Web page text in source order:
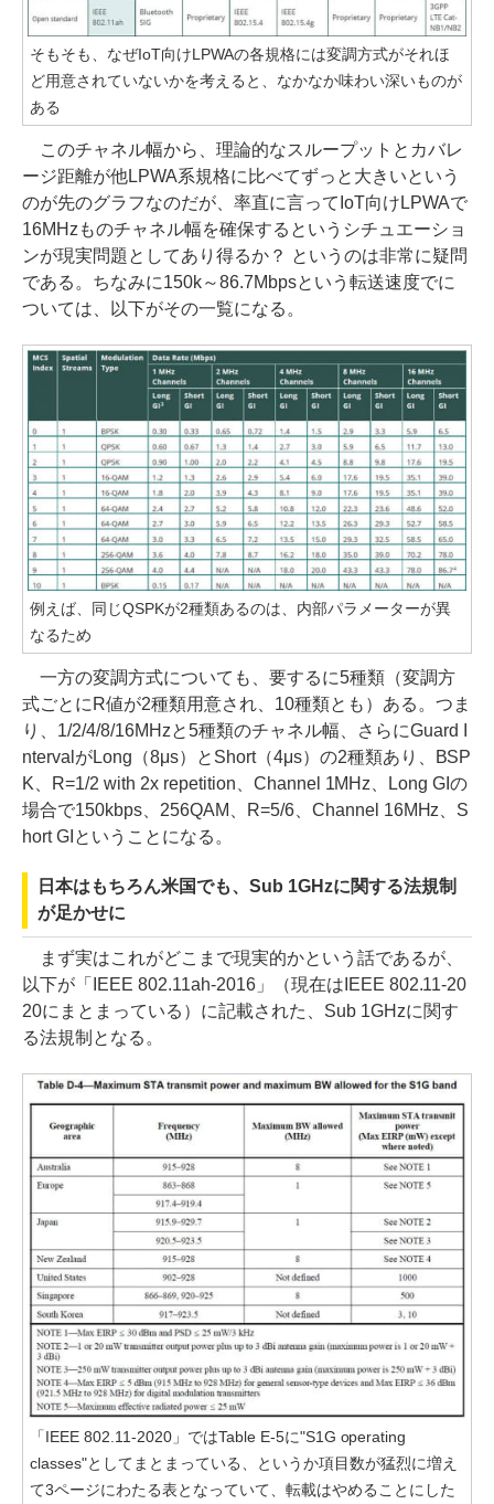
そもそも、なぜIoT向けLPWAの各規格には変調方式がそれほ
ど用意されていないかを考えると、なかなか味わい深いものが
ある
このチャネル幅から、理論的なスループットとカバレ
ージ距離が他LPWA系規格に比べてずっと大きいという
のが先のグラフなのだが、率直に言ってIoT向けLPWAで
16MHzものチャネル幅を確保するというシチュエーショ
ンが現実問題としてあり得るか？ というのは非常に疑問
である。ちなみに150k～86.7Mbpsという転送速度でに
ついては、以下がその一覧になる。
例えば、同じQSPKが2種類あるのは、内部パラメーターが異
なるため
一方の変調方式についても、要するに5種類（変調方
式ごとにR値が2種類用意され、10種類とも）ある。つま
り、1/2/4/8/16MHzと5種類のチャネル幅、さらにGuard I
ntervalがLong（8μs）とShort（4μs）の2種類あり、BSP
K、R=1/2 with 2x repetition、Channel 1MHz、Long GIの
場合で150kbps、256QAM、R=5/6、Channel 16MHz、S
hort GIということになる。
日本はもちろん米国でも、Sub 1GHzに関する法規制
が足かせに
まず実はこれがどこまで現実的かという話であるが、
以下が「IEEE 802.11ah-2016」（現在はIEEE 802.11-20
20にまとまっている）に記載された、Sub 1GHzに関す
る法規制となる。
「IEEE 802.11-2020」ではTable E-5に"S1G operating
classes"としてまとまっている、というか項目数が猛烈に増え
て3ページにわたる表となっていて、転載はやめることにした